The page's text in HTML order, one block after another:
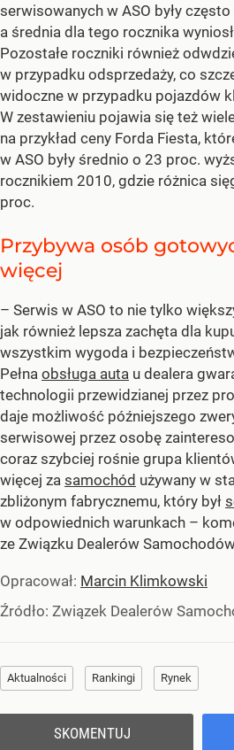
serwisowanych w ASO były
a średnia dla tego rocznika
Pozostałe roczniki również
w przypadku odsprzedaży, co
widoczne w przypadku pojazdów
W zestawieniu pojawia się też
na przykład ceny Forda Fiesta,
w ASO były średnio o 23 proc.
rocznikiem 2010, gdzie różnica
proc.
Przybywa osób
więcej
– Serwis w ASO to nie tylko
jak również lepsza zachęta dla
wszystkim wygoda i
Pełna obsługa auta u dealera
technologii przewidzianej przez
daje możliwość późniejszego
serwisowej przez osobę
coraz szybciej rośnie grupa
więcej za samochód używany w
zbliżonym fabrycznemu, który był
w odpowiednich warunkach –
ze Związku Dealerów
Opracował: Marcin Klimkowski
Źródło: Związek Dealerów
Aktualności Rankingi Rynek
SKOMENTUJ